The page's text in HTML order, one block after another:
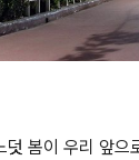
봄이 우리 앞으